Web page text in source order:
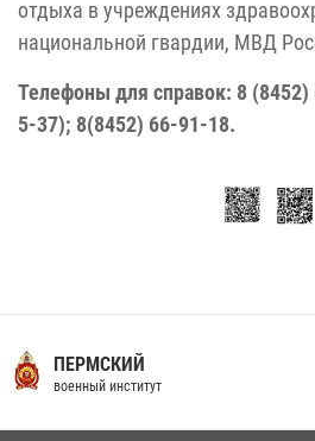
отдыха в учреждениях
национальной гвардии, МВД
Телефоны для справок: 8
5-37); 8(8452) 66-91-18.
ПЕРМСКИЙ
военный институт